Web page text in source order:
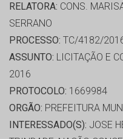
RELATORA: CONS.
SERRANO
PROCESSO: TC/4182/
ASSUNTO: LICITAÇÃO E
2016
PROTOCOLO: 1669984
ORGÃO: PREFEITURA
INTERESSADO(S): JOSE